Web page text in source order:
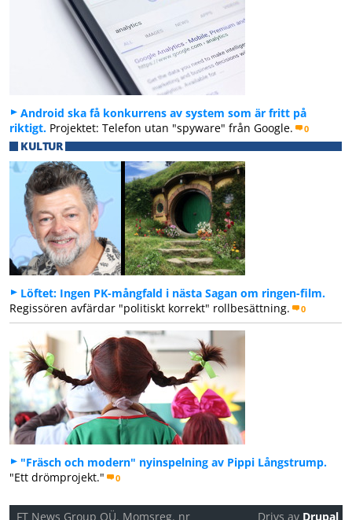
Android ska få konkurrens av system som är fritt på
riktigt. Projektet: Telefon utan "spyware" från Google. 0
KULTUR
Löftet: Ingen PK-mångfald i nästa Sagan om ringen-film.
Regissören avfärdar "politiskt korrekt" rollbesättning.
0
"Fräsch och modern" nyinspelning av Pippi Långstrump.
"Ett drömprojekt."
0
FT News Group OÜ. Momsreg. nr Drivs av Drupal